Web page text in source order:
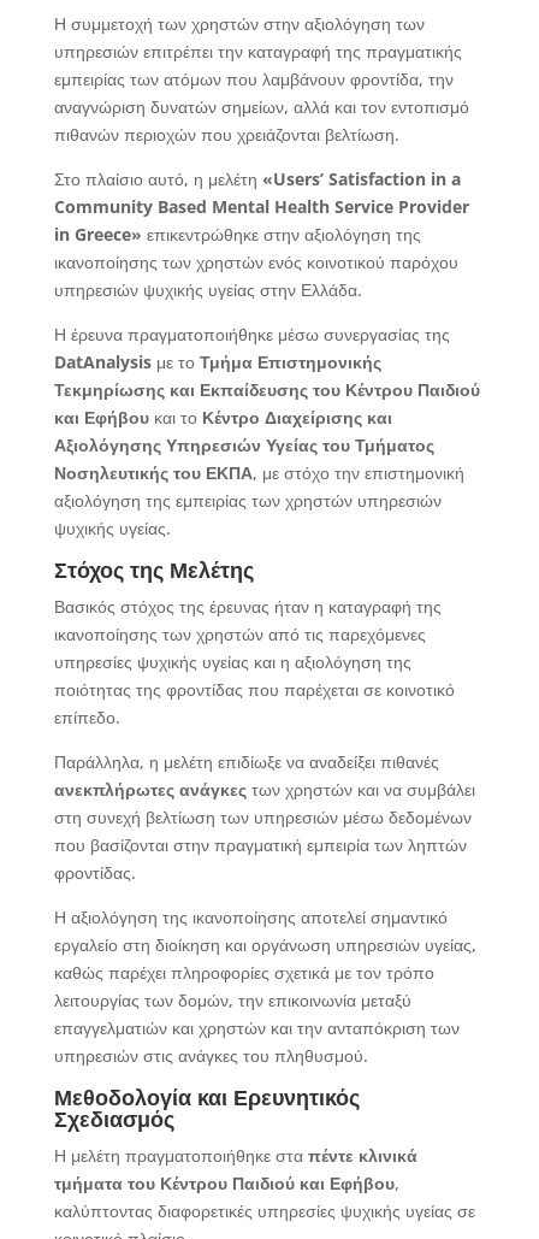
Η συμμετοχή των χρηστών στην αξιολόγηση των
υπηρεσιών επιτρέπει την καταγραφή της πραγματικής
εμπειρίας των ατόμων που λαμβάνουν φροντίδα, την
αναγνώριση δυνατών σημείων, αλλά και τον εντοπισμό
πιθανών περιοχών που χρειάζονται βελτίωση.
Στο πλαίσιο αυτό, η μελέτη «Users’ Satisfactionina
CommunityBased MentalHealthServiceProvider
inGreece» επικεντρώθηκε στην αξιολόγηση της
ικανοποίησης των χρηστών ενός κοινοτικού παρόχου
υπηρεσιών ψυχικής υγείας στην Ελλάδα.
Η έρευνα πραγματοποιήθηκε μέσω συνεργασίας της
DatAnalysisμε το Τμήμα Επιστημονικής
Τεκμηρίωσης και Εκπαίδευσης του Κέντρου Παιδιού
και Εφήβουκαι το Κέντρο Διαχείρισης και
Αξιολόγησης Υπηρεσιών Υγείας του Τμήματος
Νοσηλευτικής του ΕΚΠΑ, με στόχο την επιστημονική
αξιολόγηση της εμπειρίας των χρηστών υπηρεσιών
ψυχικής υγείας.
Στόχος της Μελέτης
Βασικός στόχος της έρευνας ήταν η καταγραφή της
ικανοποίησης των χρηστών από τις παρεχόμενες
υπηρεσίες ψυχικής υγείας και η αξιολόγηση της
ποιότητας της φροντίδας που παρέχεται σε κοινοτικό
επίπεδο.
Παράλληλα, η μελέτη επιδίωξε να αναδείξει πιθανές
ανεκπλήρωτες ανάγκεςτων χρηστών και να συμβάλει
στη συνεχή βελτίωση των υπηρεσιών μέσω δεδομένων
που βασίζονται στην πραγματική εμπειρία των ληπτών
φροντίδας.
Η αξιολόγηση της ικανοποίησης αποτελεί σημαντικό
εργαλείο στη διοίκηση και οργάνωση υπηρεσιών υγείας,
καθώς παρέχει πληροφορίες σχετικά με τον τρόπο
λειτουργίας των δομών, την επικοινωνία μεταξύ
επαγγελματιών και χρηστών και την ανταπόκριση των
υπηρεσιών στις ανάγκες του πληθυσμού.
Μεθοδολογία και Ερευνητικός
Σχεδιασμός
Η μελέτη πραγματοποιήθηκε στα πέντε κλινικά
τμήματα του Κέντρου Παιδιού και Εφήβου,
καλύπτοντας διαφορετικές υπηρεσίες ψυχικής υγείας σε